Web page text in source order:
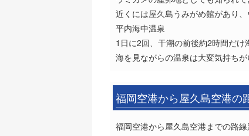
近くには屋久島うみがめ館があり
平内海中温泉
1日に2回、干潮の前後約2時間だけ
海を見ながらの温泉は大変気持ち
福岡空港から屋久島空港の
福岡空港から屋久島空港までの路